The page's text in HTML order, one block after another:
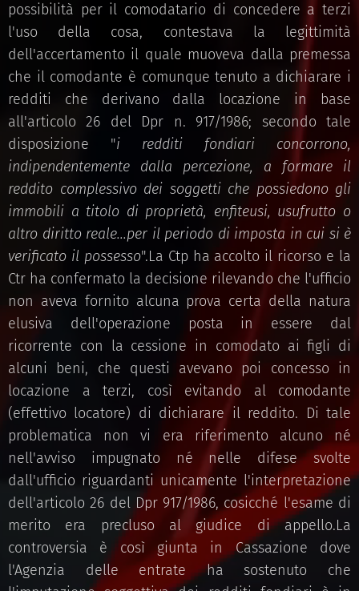
possibilità per il comodatario di concedere a terzi
l'uso della cosa, contestava la legittimità
dell'accertamento il quale muoveva dalla premessa
che il comodante è comunque tenuto a dichiarare i
redditi che derivano dalla locazione in base
all'articolo 26 del Dpr n. 917/1986; secondo tale
disposizione "i redditi fondiari concorrono,
indipendentemente dalla percezione, a formare il
reddito complessivo dei soggetti che possiedono gli
immobili a titolo di proprietà, enfiteusi, usufrutto o
altro diritto reale...per il periodo di imposta in cui si è
verificato il possesso".La Ctp ha accolto il ricorso e la
Ctr ha confermato la decisione rilevando che l'ufficio
non aveva fornito alcuna prova certa della natura
elusiva dell'operazione posta in essere dal
ricorrente con la cessione in comodato ai figli di
alcuni beni, che questi avevano poi concesso in
locazione a terzi, così evitando al comodante
(effettivo locatore) di dichiarare il reddito. Di tale
problematica non vi era riferimento alcuno né
nell'avviso impugnato né nelle difese svolte
dall'ufficio riguardanti unicamente l'interpretazione
dell'articolo 26 del Dpr 917/1986, cosicché l'esame di
merito era precluso al giudice di appello.La
controversia è così giunta in Cassazione dove
l'Agenzia delle entrate ha sostenuto che